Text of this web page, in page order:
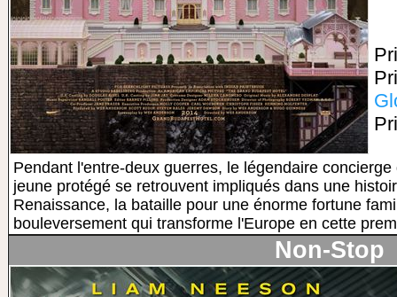
Pendant l'entre-deux guerres, le légendaire
jeune protégé se retrouvent impliqués dans une
Renaissance, la bataille pour une énorme fortune
bouleversement qui transforme l'Europe en cette
Non-Stop